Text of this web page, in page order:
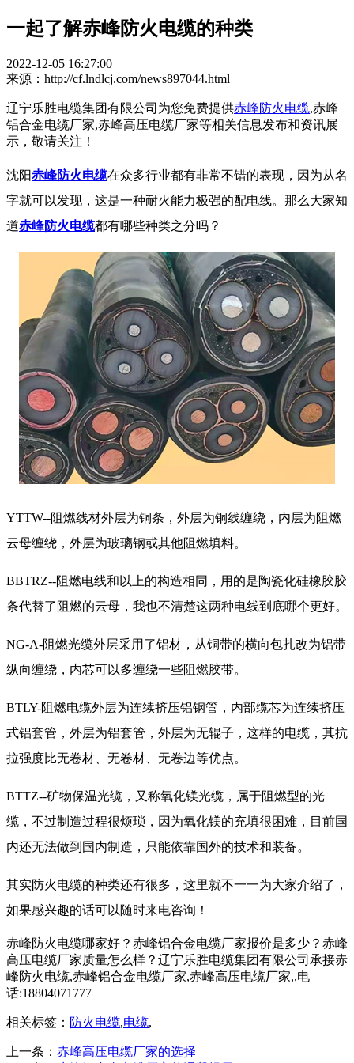
一起了解赤峰防火电缆的种类
2022-12-05 16:27:00
来源：http://cf.lndlcj.com/news897044.html
辽宁乐胜电缆集团有限公司为您免费提供赤峰防火电缆,赤峰
铝合金电缆厂家,赤峰高压电缆厂家等相关信息发布和资讯展
示，敬请关注！
沈阳赤峰防火电缆在众多行业都有非常不错的表现，因为从名
字就可以发现，这是一种耐火能力极强的配电线。那么大家知
道赤峰防火电缆都有哪些种类之分吗？
YTTW--阻燃线材外层为铜条，外层为铜线缠绕，内层为阻燃
云母缠绕，外层为玻璃钢或其他阻燃填料。
BBTRZ--阻燃电线和以上的构造相同，用的是陶瓷化硅橡胶胶
条代替了阻燃的云母，我也不清楚这两种电线到底哪个更好。
NG-A-阻燃光缆外层采用了铝材，从铜带的横向包扎改为铝带
纵向缠绕，内芯可以多缠绕一些阻燃胶带。
BTLY-阻燃电缆外层为连续挤压铝钢管，内部缆芯为连续挤压
式铝套管，外层为铝套管，外层为无辊子，这样的电缆，其抗
拉强度比无卷材、无卷材、无卷边等优点。
BTTZ--矿物保温光缆，又称氧化镁光缆，属于阻燃型的光
缆，不过制造过程很烦琐，因为氧化镁的充填很困难，目前国
内还无法做到国内制造，只能依靠国外的技术和装备。
其实防火电缆的种类还有很多，这里就不一一为大家介绍了，
如果感兴趣的话可以随时来电咨询！
赤峰防火电缆哪家好？赤峰铝合金电缆厂家报价是多少？赤峰
高压电缆厂家质量怎么样？辽宁乐胜电缆集团有限公司承接赤
峰防火电缆,赤峰铝合金电缆厂家,赤峰高压电缆厂家,,电
话:18804071777
相关标签： 防火电缆,电缆,
上一条： 赤峰高压电缆厂家的选择